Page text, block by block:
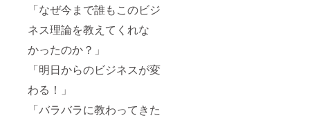
「なぜ今まで誰もこのビジ
ネス理論を教えてくれな
かったのか？」
「明日からのビジネスが変
わる！」
「バラバラに教わってきた